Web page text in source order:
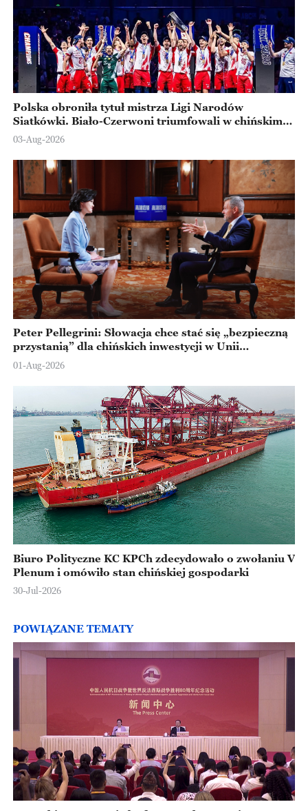
Polska obroniła tytuł mistrza Ligi Narodów
Siatkówki. Biało-Czerwoni triumfowali w chińskim
Ningbo
03-Aug-2026
Peter Pellegrini: Słowacja chce stać się „bezpieczną
przystanią” dla chińskich inwestycji w Unii
Europejskiej
01-Aug-2026
Biuro Polityczne KC KPCh zdecydowało o zwołaniu V
Plenum i omówiło stan chińskiej gospodarki
30-Jul-2026
POWIĄZANE TEMATY